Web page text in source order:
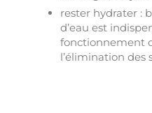
rester hydrater :
d’eau est
fonctionnement
l’élimination des